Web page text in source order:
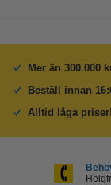
Mer än 300.000
Beställ innan
Alltid låga priser!